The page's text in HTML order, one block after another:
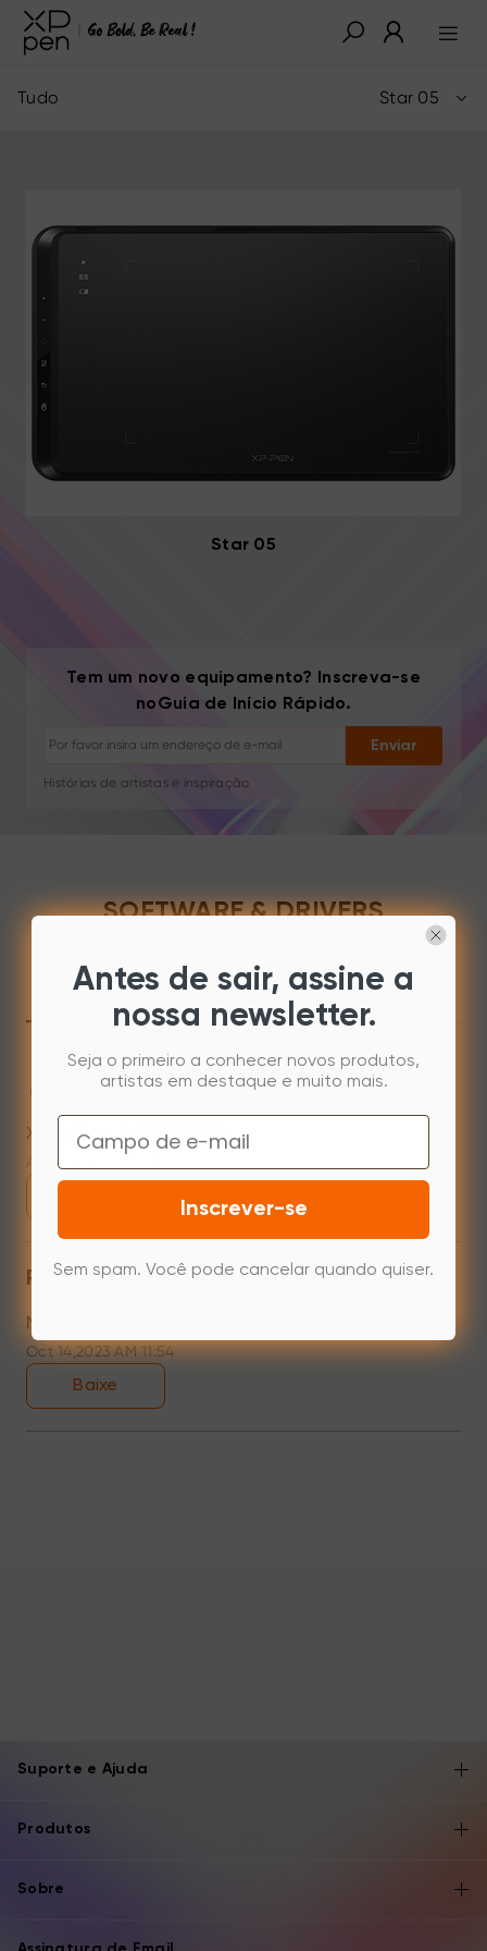
Tudo Star 05
Star 05
Tem um novo equipamento? Inscreva-se
noGuia de Início Rápido.
Enviar
Tutoriais de desenho
Dicas e resolução de problemas
Novos lançamentos e ofertas
1–2 e-mails/mês, nunca spam
Seu e-mail é usado apenas para o conteúdo solicitado
SOFTWARE & DRIVERS
Mac 10.12~14.2
XPPenMac_3.4.15_240313
Apr 15,2024 PM 17:48
Previous versions
Mac10.10
Oct 14,2023 AM 11:54
Baixe
Suporte e Ajuda
Produtos
Sobre
Antes de sair, assine a
nossa newsletter.
Seja o primeiro a conhecer novos produtos,
artistas em destaque e muito mais.
Email
Inscrever-se
Sem spam. Você pode cancelar quando quiser.